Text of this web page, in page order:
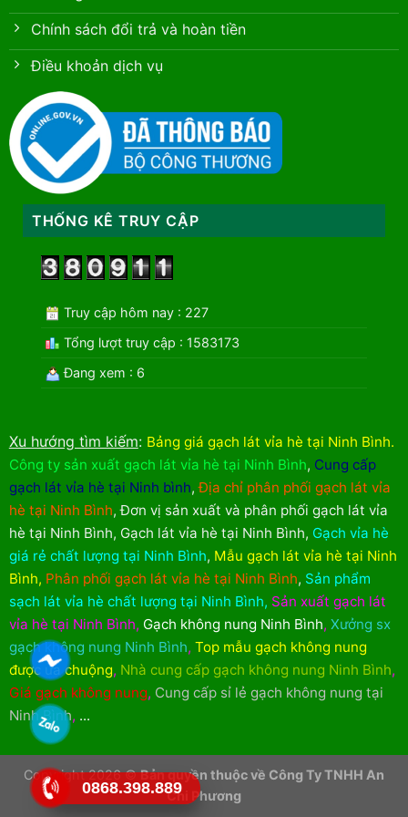
Chính sách đổi trả và hoàn tiền
Điều khoản dịch vụ
THỐNG KÊ TRUY CẬP
Truy cập hôm nay : 227
Tổng lượt truy cập : 1583173
Đang xem : 6
Xu hướng tìm kiếm: Bảng giá gạch lát vỉa hè tại Ninh Bình.
Công ty sản xuất gạch lát vỉa hè tại Ninh Bình, Cung cấp
gạch lát vỉa hè tại Ninh bình,Địa chỉ phân phối gạch lát vỉa
hè tại Ninh Bình,Đơn vị sản xuất và phân phối gạch lát vỉa
hè tại Ninh Bình, Gạch lát vỉa hè tại Ninh Bình, Gạch vỉa hè
giá rẻ chất lượng tại Ninh Bình, Mẫu gạch lát vỉa hè tại Ninh
Bình, Phân phối gạch lát vỉa hè tại Ninh Bình, Sản phẩm
sạch lát vỉa hè chất lượng tại Ninh Bình, Sản xuất gạch lát
vỉa hè tại Ninh Bình, Gạch không nung Ninh Bình, Xưởng sx
gạch không nung Ninh Bình, Top mẫu gạch không nung
được ưa chuộng, Nhà cung cấp gạch không nung Ninh Bình,
Giá gạch không nung, Cung cấp sỉ lẻ gạch không nung tại
Ninh Bình, ...
Copyright 2026 ©Bản quyền thuộc về Công Ty TNHH An
Chi Phương
0868.398.889